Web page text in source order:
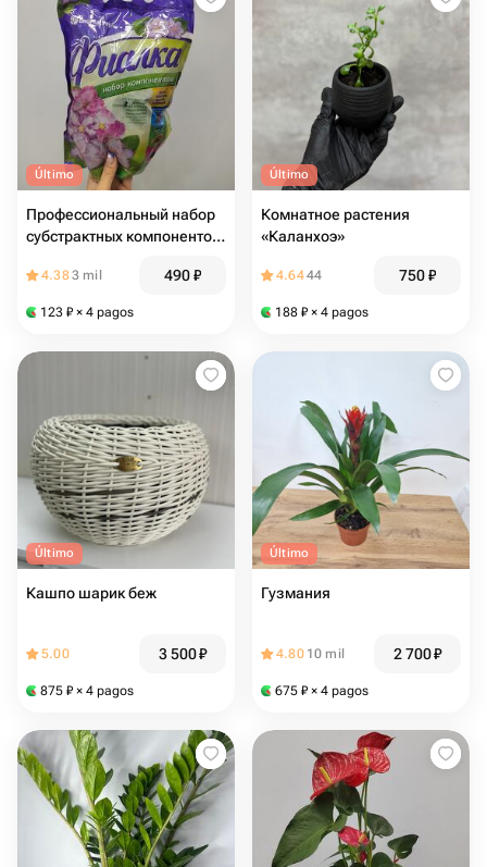
Último
Профессиональный набор
субстрактных компонентов
4.383 mil 490₽
123 ₽ × 4 pagos
Último
Комнатное растения
«Каланхоэ»
4.6444 750₽
188 ₽ × 4 pagos
Último
Кашпо шарик беж
5.00 3 500₽
875 ₽ × 4 pagos
Último
Гузмания
4.80 10 mil 2 700₽
675 ₽ × 4 pagos